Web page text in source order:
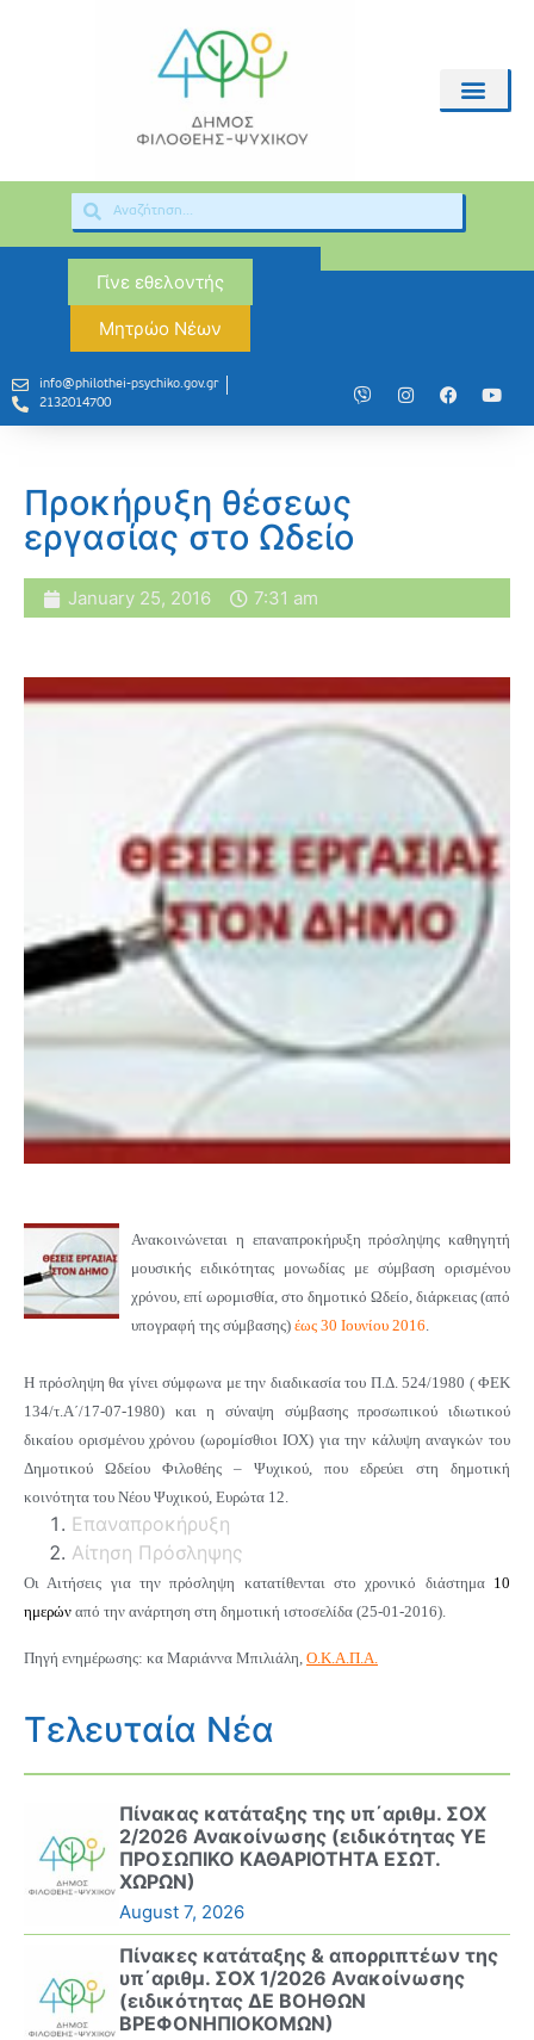
Γίνε εθελοντής
Μητρώο Νέων
info@philothei-psychiko.gov.gr
2132014700
Προκήρυξη θέσεως
εργασίας στο Ωδείο
January 25, 2016 7:31 am
Ανακοινώνεται η επαναπροκήρυξη πρόσληψης καθηγητή
μουσικής ειδικότητας μονωδίας με σύμβαση ορισμένου
χρόνου, επί ωρομισθία, στο δημοτικό Ωδείο, διάρκειας (από
υπογραφή της σύμβασης) έως 30 Ιουνίου 2016.
Η πρόσληψη θα γίνει σύμφωνα με την διαδικασία του Π.Δ. 524/1980 ( ΦΕΚ
134/τ.Α΄/17-07-1980) και η σύναψη σύμβασης προσωπικού ιδιωτικού
δικαίου ορισμένου χρόνου (ωρομίσθιοι ΙΟΧ) για την κάλυψη αναγκών του
Δημοτικού Ωδείου Φιλοθέης – Ψυχικού, που εδρεύει στη δημοτική
κοινότητα του Νέου Ψυχικού, Ευρώτα 12.
Επαναπροκήρυξη
Αίτηση Πρόσληψης
Οι Αιτήσεις για την πρόσληψη κατατίθενται στο χρονικό διάστημα10
ημερών από την ανάρτηση στη δημοτική ιστοσελίδα (25-01-2016).
Πηγή ενημέρωσης: κα Μαριάννα Μπιλιάλη, Ο.Κ.Α.Π.Α.
Τελευταία Νέα
Πίνακας κατάταξης της υπ΄αριθμ. ΣΟΧ
2/2026 Ανακοίνωσης (ειδικότητας ΥΕ
ΠΡΟΣΩΠΙΚΟ ΚΑΘΑΡΙΟΤΗΤΑ ΕΣΩΤ.
ΧΩΡΩΝ)
August 7, 2026
Πίνακες κατάταξης & απορριπτέων της
υπ΄αριθμ. ΣΟΧ 1/2026 Ανακοίνωσης
(ειδικότητας ΔΕ ΒΟΗΘΩΝ
ΒΡΕΦΟΝΗΠΙΟΚΟΜΩΝ)